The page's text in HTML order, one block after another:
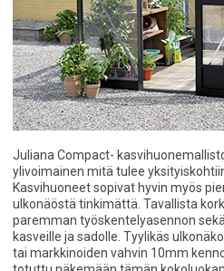
Juliana Compact-
ylivoimainen mitä tulee
Kasvihuoneet sopivat hyvin myös
ulkonäöstä tinkimättä. Tavallista
paremman työskentelyasennon
kasveille ja sadolle. Tyylikäs
tai markkinoiden vahvin 10mm